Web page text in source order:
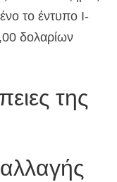
το έντυπο I-
δολαρίων
της